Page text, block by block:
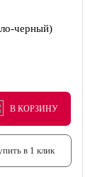
черный)
В КОРЗИНУ
В КОРЗИНУ
В КОРЗИНУ
в 1 клик